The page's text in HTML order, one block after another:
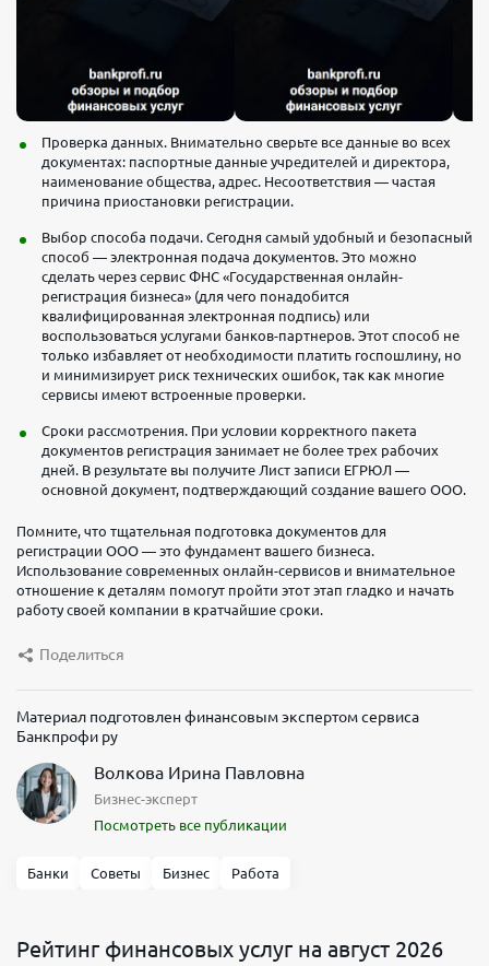
Проверка данных. Внимательно сверьте все данные во всех
документах: паспортные данные учредителей и директора,
наименование общества, адрес. Несоответствия — частая
причина приостановки регистрации.
Выбор способа подачи. Сегодня самый удобный и безопасный
способ — электронная подача документов. Это можно
сделать через сервис ФНС «Государственная онлайн-
регистрация бизнеса» (для чего понадобится
квалифицированная электронная подпись) или
воспользоваться услугами банков-партнеров. Этот способ не
только избавляет от необходимости платить госпошлину, но
и минимизирует риск технических ошибок, так как многие
сервисы имеют встроенные проверки.
Сроки рассмотрения. При условии корректного пакета
документов регистрация занимает не более трех рабочих
дней. В результате вы получите Лист записи ЕГРЮЛ —
основной документ, подтверждающий создание вашего ООО.
Помните, что тщательная подготовка документов для
регистрации ООО — это фундамент вашего бизнеса.
Использование современных онлайн-сервисов и внимательное
отношение к деталям помогут пройти этот этап гладко и начать
работу своей компании в кратчайшие сроки.
Поделиться
Материал подготовлен финансовым экспертом сервиса
Банкпрофи ру
Волкова Ирина Павловна
Бизнес-эксперт
Посмотреть все публикации
Банки Советы Бизнес Работа
Рейтинг финансовых услуг на август 2026